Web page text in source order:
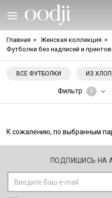
Главная > Женская коллекция >
Футболки без надписей и принтов
ВСЕ ФУТБОЛКИ ИЗ
Фильтр 1
К сожалению, по выбранным
ПОДПИШИСЬ НА